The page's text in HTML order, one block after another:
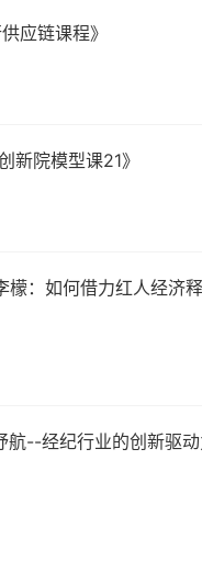
应链课程》
新院模型课21》
檬：如何借力红人经济
--经纪行业的创新驱